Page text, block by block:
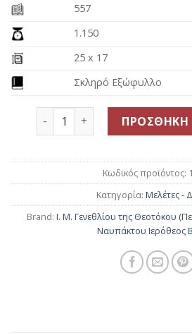
557
1.150
25 x 17
Σκληρό Εξώφυλλο
Π. Ιωάννης Ρωμανίδης ~
ΠΡΟΣΘΉΚΗ
Κωδικός προϊόντος:
Κατηγορία: Μελέτες -
Brand: Ι. Μ. Γενεθλίου της Θεοτόκου
Ναυπάκτου Ιερόθεος